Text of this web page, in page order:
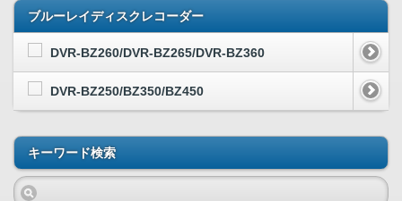
ブルーレイディスクレコーダー
DVR-BZ260/DVR-BZ265/DVR-BZ360
DVR-BZ250/BZ350/BZ450
キーワード検索